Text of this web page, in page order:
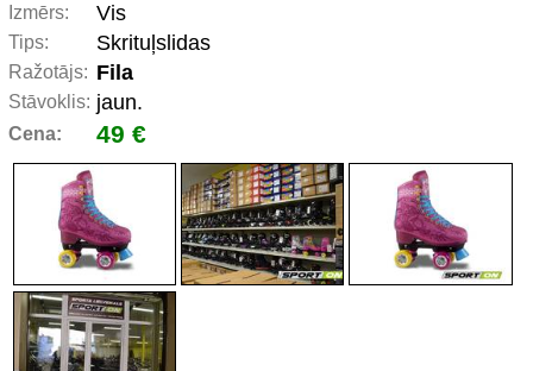
Izmērs: Vis
Tips: Skrituļslidas
Ražotājs: Fila
Stāvoklis: jaun.
Cena: 49 €